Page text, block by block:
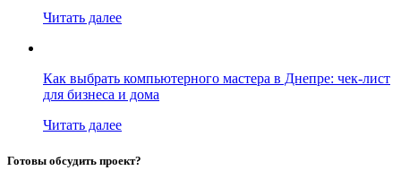
Читать далее
Как выбрать компьютерного мастера в Днепре: чек-лист
для бизнеса и дома
Читать далее
Готовы обсудить проект?